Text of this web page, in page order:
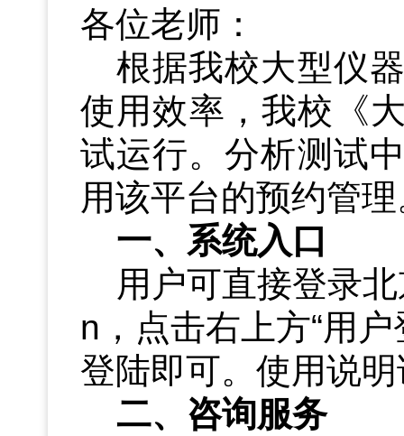
各位老师：
根据我校大型仪
使用效率，我校《
试运行。分析测试
用该平台的预约管
一、系统入口
用户可直接登录
n ，点击右上方“用
登陆即可。使用说
二、咨询服务